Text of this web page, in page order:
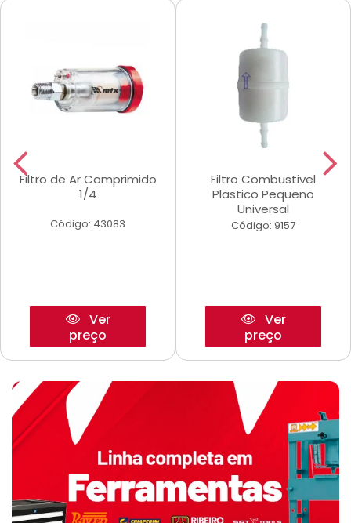
Filtro de Ar Comprimido
1/4
Código: 43083
Ver
preço
Filtro Combustivel
Plastico Pequeno
Universal
Código: 9157
Ver
preço